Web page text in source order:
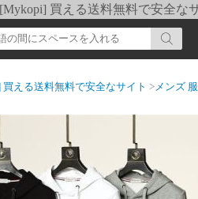
買える送料無料で安全な
える送料無料で安全なサイト >メンズ 服